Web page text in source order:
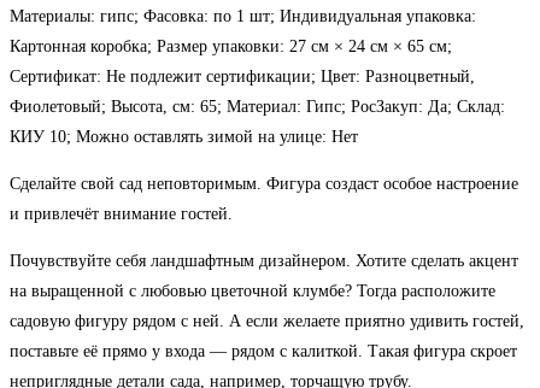
Материалы: гипс; Фасовка: по 1 шт; Индивидуальная упаковка:
Картонная коробка; Размер упаковки: 27 см × 24 см × 65 см;
Сертификат: Не подлежит сертификации; Цвет: Разноцветный,
Фиолетовый; Высота, см: 65; Материал: Гипс; РосЗакуп: Да; Склад:
КИУ 10; Можно оставлять зимой на улице: Нет
Сделайте свой сад неповторимым. Фигура создаст особое настроение
и привлечёт внимание гостей.
Почувствуйте себя ландшафтным дизайнером. Хотите сделать акцент
на выращенной с любовью цветочной клумбе? Тогда расположите
садовую фигуру рядом с ней. А если желаете приятно удивить гостей,
поставьте её прямо у входа — рядом с калиткой. Такая фигура скроет
неприглядные детали сада, например, торчащую трубу.